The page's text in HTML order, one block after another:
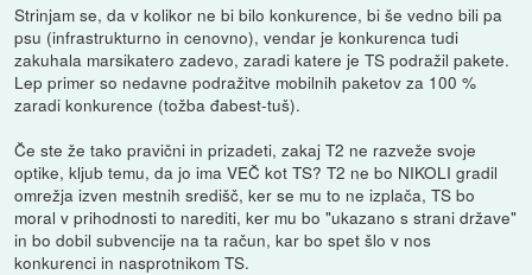
Strinjam se, da v kolikor ne bi bilo konkurence, bi še vedno bili pa
psu (infrastrukturno in cenovno), vendar je konkurenca tudi
zakuhala marsikatero zadevo, zaradi katere je TS podražil pakete.
Lep primer so nedavne podražitve mobilnih paketov za 100 %
zaradi konkurence (tožba đabest-tuš).
Če ste že tako pravični in prizadeti, zakaj T2 ne razveže svoje
optike, kljub temu, da jo ima VEČ kot TS? T2 ne bo NIKOLI gradil
omrežja izven mestnih središč, ker se mu to ne izplača, TS bo
moral v prihodnosti to narediti, ker mu bo "ukazano s strani države"
in bo dobil subvencije na ta račun, kar bo spet šlo v nos
konkurenci in nasprotnikom TS.